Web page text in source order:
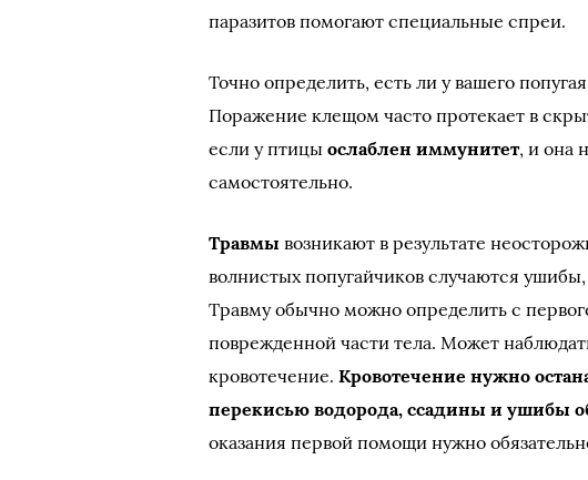
паразитов помогают специальные спреи.
Точно определить, есть ли у вашего
Поражение клещом часто протекает в
если у птицыослаблен иммунитет, и она
самостоятельно.
Травмы возникают в результате
волнистых попугайчиков случаются
Травму обычно можно определить с
поврежденной части тела. Может
кровотечение.Кровотечение нужно
перекисью водорода, ссадины и ушибы
оказания первой помощи нужно